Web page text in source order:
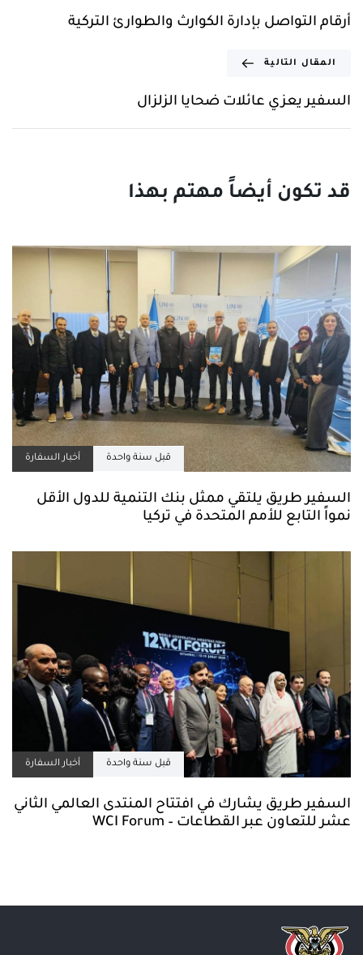
أرقام التواصل بإدارة الكوارث والطوارئ التركية
المقال التالية
السفير يعزي عائلات ضحايا الزلزال
قبل سنة واحدة أخبار السفارة
السفير طريق يلتقي ممثل بنك التنمية للدول الأقل
نمواً التابع للأمم المتحدة في تركيا
قبل سنة واحدة أخبار السفارة
السفير طريق يشارك في افتتاح المنتدى العالمي الثاني
عشر للتعاون عبر القطاعات – WCI Forum